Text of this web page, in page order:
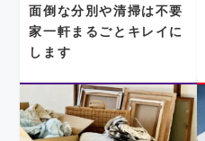
面倒な分別や清掃は不要
家一軒まるごとキレイに
します